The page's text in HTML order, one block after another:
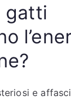
gatti
e